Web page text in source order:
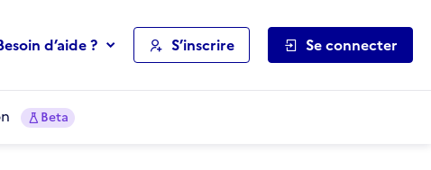
d’aide ? S’inscrire Se connecter
Beta